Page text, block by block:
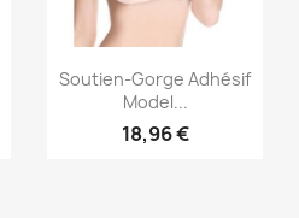
Aperçu rapide
Soutien-Gorge Adhésif
Model...
18,96 €